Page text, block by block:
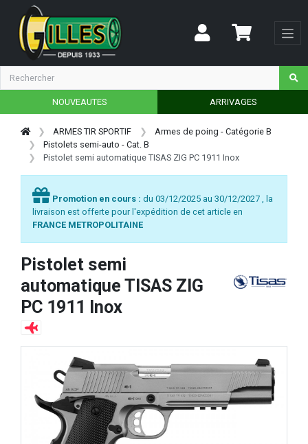
NOUVEAUTES ARRIVAGES
ARMES TIR SPORTIF
Armes de poing - Catégorie B
Pistolets semi-auto - Cat. B
Pistolet semi automatique TISAS ZIG PC 1911 Inox
Promotion en cours : du 03/12/2025 au 30/12/2027 , la
livraison est offerte pour l'expédition de cet article en
FRANCE METROPOLITAINE
Pistolet semi
automatique TISAS ZIG
PC 1911 Inox